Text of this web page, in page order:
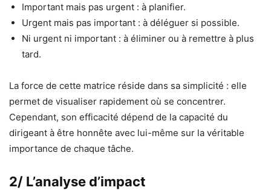
Important mais pas urgent : à planifier.
Urgent mais pas important : à déléguer si possible.
Ni urgent ni important : à éliminer ou à remettre à plus
tard.
La force de cette matrice réside dans sa simplicité : elle
permet de visualiser rapidement où se concentrer.
Cependant, son efficacité dépend de la capacité du
dirigeant à être honnête avec lui-même sur la véritable
importance de chaque tâche.
2/ L’analyse d’impact